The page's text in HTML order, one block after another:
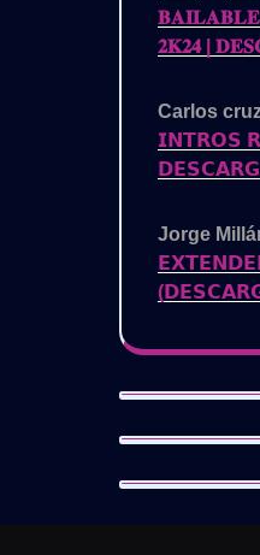
𝟐𝐊𝟐𝟒 |
Carlos
𝗜𝗡𝗧𝗥𝗢𝗦
Jorge